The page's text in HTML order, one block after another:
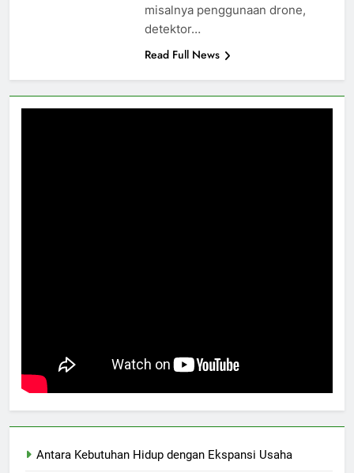
misalnya penggunaan drone,
detektor…
Read Full News
Antara Kebutuhan Hidup dengan Ekspansi Usaha